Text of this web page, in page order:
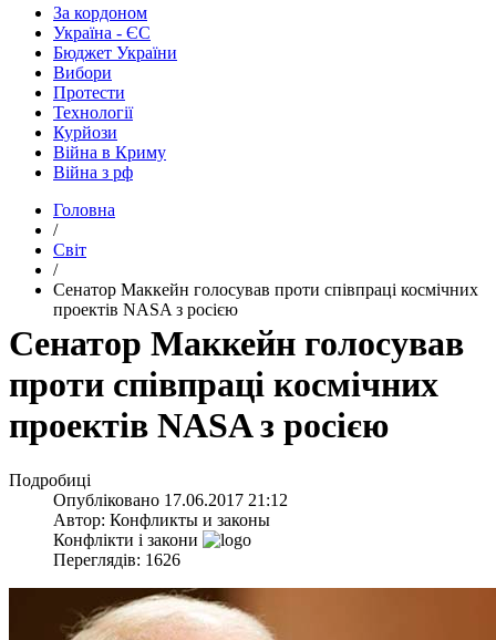
За кордоном
Україна - ЄС
Бюджет України
Вибори
Протести
Технології
Курйози
Війна в Криму
Війна з рф
Головна
/
Світ
/
​Сенатор Маккейн голосував проти співпраці космічних
проектів NASA з росією
​Сенатор Маккейн голосував
проти співпраці космічних
проектів NASA з росією
Подробиці
Опубліковано 17.06.2017 21:12
Автор: Конфликты и законы
Конфлікти і закони
Переглядів: 1626